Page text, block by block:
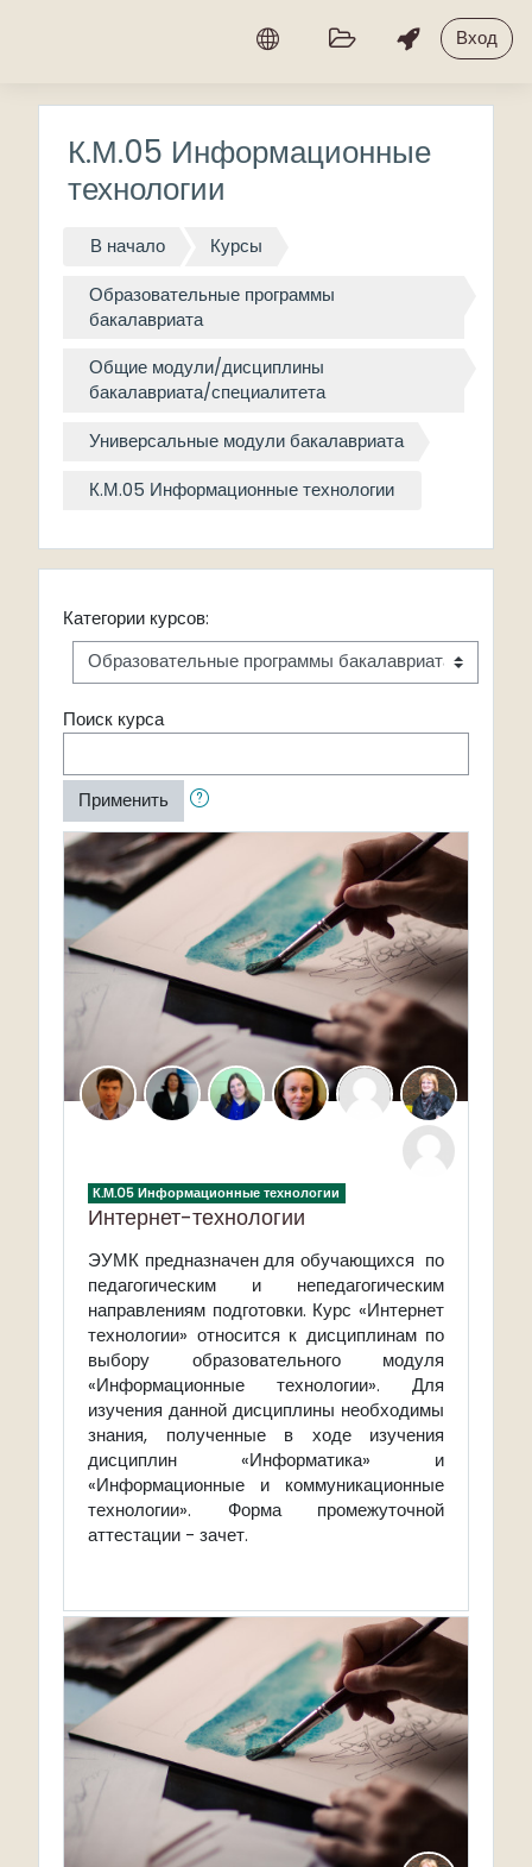
Вход
К.М.05 Информационные
технологии
В начало Курсы
Образовательные программы
бакалавриата
Общие модули/дисциплины
бакалавриата/специалитета
Универсальные модули бакалавриата
К.М.05 Информационные технологии
Категории курсов:
Поиск курса
Применить
К.М.05 Информационные технологии
Интернет-технологии
ЭУМК предназначен для обучающихся по
педагогическим и непедагогическим
направлениям подготовки. Курс «Интернет
технологии» относится к дисциплинам по
выбору образовательного модуля
«Информационные технологии». Для
изучения данной дисциплины необходимы
знания, полученные в ходе изучения
дисциплин «Информатика» и
«Информационные и коммуникационные
технологии». Форма промежуточной
аттестации - зачет.